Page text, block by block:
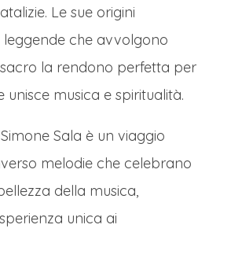
Le sue origini
leggende che avvolgono
la rendono perfetta per
unisce musica e spiritualità.
Sala è un viaggio
melodie che celebrano
della musica,
unica ai